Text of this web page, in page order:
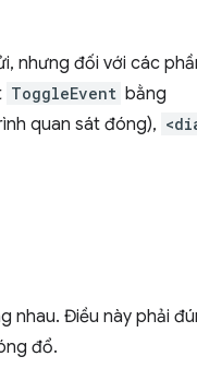
nhưng đối với các
ToggleEvent bằng
quan sát đóng),
nhau. Điều này phải
đổ.